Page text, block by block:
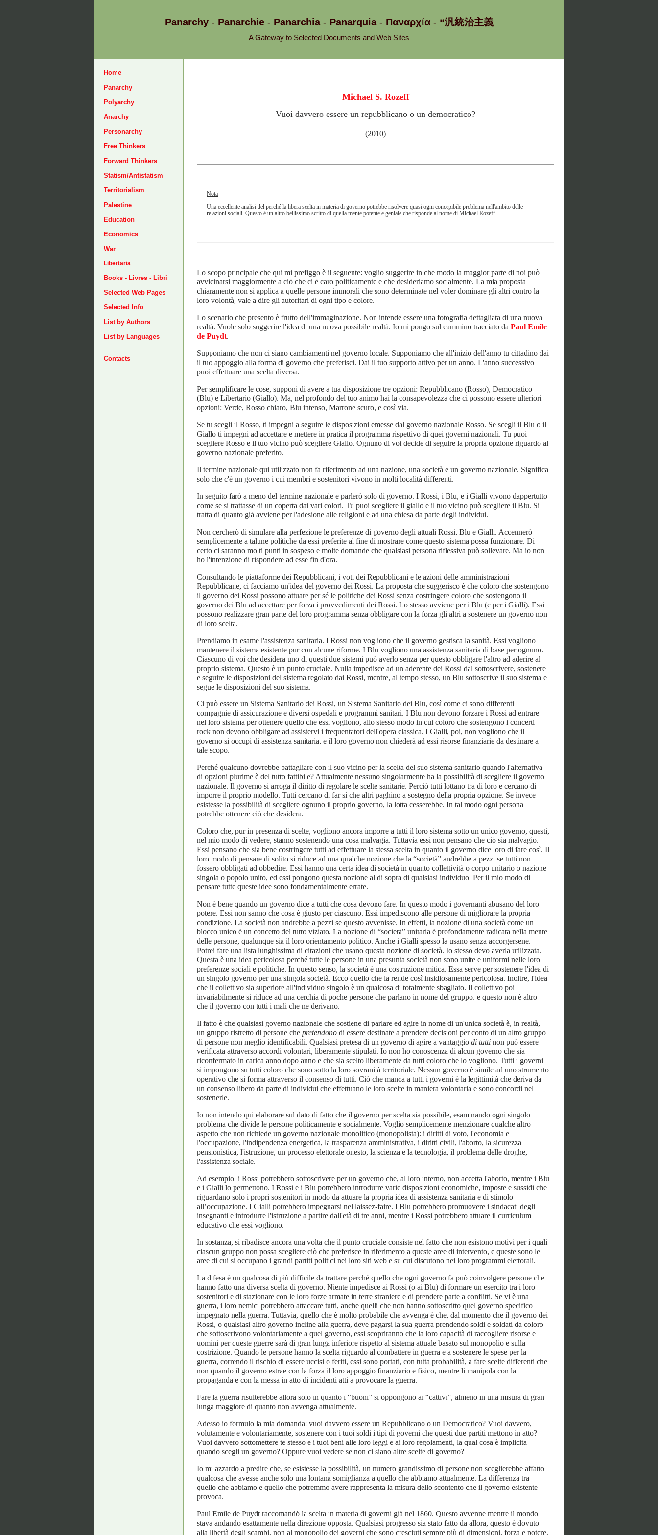
Panarchy - Panarchie - Panarchia - Panarquia - Παναρχία - “汎統治主義
A Gateway to Selected Documents and Web Sites
Home
Panarchy
Polyarchy
Anarchy
Personarchy
Free Thinkers
Forward Thinkers
Statism/Antistatism
Territorialism
Palestine
Education
Economics
War
Libertaria
Books - Livres - Libri
Selected Web Pages
Selected Info
List by Authors
List by Languages
Contacts
Michael S. Rozeff
Vuoi davvero essere un repubblicano o un democratico?
(2010)
Nota
Una eccellente analisi del perché la libera scelta in materia di governo potrebbe risolvere quasi ogni concepibile problema nell'ambito delle
relazioni sociali. Questo è un altro bellissimo scritto di quella mente potente e geniale che risponde al nome di Michael Rozeff.
Lo scopo principale che qui mi prefiggo è il seguente: voglio suggerire in che modo la maggior parte di noi può
avvicinarsi maggiormente a ciò che ci è caro politicamente e che desideriamo socialmente. La mia proposta
chiaramente non si applica a quelle persone immorali che sono determinate nel voler dominare gli altri contro la
loro volontà, vale a dire gli autoritari di ogni tipo e colore.
Lo scenario che presento è frutto dell'immaginazione. Non intende essere una fotografia dettagliata di una nuova
realtà. Vuole solo suggerire l'idea di una nuova possibile realtà. Io mi pongo sul cammino tracciato da Paul Emile
de Puydt.
Supponiamo che non ci siano cambiamenti nel governo locale. Supponiamo che all'inizio dell'anno tu cittadino dai
il tuo appoggio alla forma di governo che preferisci. Dai il tuo supporto attivo per un anno. L'anno successivo
puoi effettuare una scelta diversa.
Per semplificare le cose, supponi di avere a tua disposizione tre opzioni: Repubblicano (Rosso), Democratico
(Blu) e Libertario (Giallo). Ma, nel profondo del tuo animo hai la consapevolezza che ci possono essere ulteriori
opzioni: Verde, Rosso chiaro, Blu intenso, Marrone scuro, e così via.
Se tu scegli il Rosso, ti impegni a seguire le disposizioni emesse dal governo nazionale Rosso. Se scegli il Blu o il
Giallo ti impegni ad accettare e mettere in pratica il programma rispettivo di quei governi nazionali. Tu puoi
scegliere Rosso e il tuo vicino può scegliere Giallo. Ognuno di voi decide di seguire la propria opzione riguardo al
governo nazionale preferito.
Il termine nazionale qui utilizzato non fa riferimento ad una nazione, una società e un governo nazionale. Significa
solo che c'è un governo i cui membri e sostenitori vivono in molti località differenti.
In seguito farò a meno del termine nazionale e parlerò solo di governo. I Rossi, i Blu, e i Gialli vivono dappertutto
come se si trattasse di un coperta dai vari colori. Tu puoi scegliere il giallo e il tuo vicino può scegliere il Blu. Si
tratta di quanto già avviene per l'adesione alle religioni e ad una chiesa da parte degli individui.
Non cercherò di simulare alla perfezione le preferenze di governo degli attuali Rossi, Blu e Gialli. Accennerò
semplicemente a talune politiche da essi preferite al fine di mostrare come questo sistema possa funzionare. Di
certo ci saranno molti punti in sospeso e molte domande che qualsiasi persona riflessiva può sollevare. Ma io non
ho l'intenzione di rispondere ad esse fin d'ora.
Consultando le piattaforme dei Repubblicani, i voti dei Repubblicani e le azioni delle amministrazioni
Repubblicane, ci facciamo un'idea del governo dei Rossi. La proposta che suggerisco è che coloro che sostengono
il governo dei Rossi possono attuare per sé le politiche dei Rossi senza costringere coloro che sostengono il
governo dei Blu ad accettare per forza i provvedimenti dei Rossi. Lo stesso avviene per i Blu (e per i Gialli). Essi
possono realizzare gran parte del loro programma senza obbligare con la forza gli altri a sostenere un governo non
di loro scelta.
Prendiamo in esame l'assistenza sanitaria. I Rossi non vogliono che il governo gestisca la sanità. Essi vogliono
mantenere il sistema esistente pur con alcune riforme. I Blu vogliono una assistenza sanitaria di base per ognuno.
Ciascuno di voi che desidera uno di questi due sistemi può averlo senza per questo obbligare l'altro ad aderire al
proprio sistema. Questo è un punto cruciale. Nulla impedisce ad un aderente dei Rossi dal sottoscrivere, sostenere
e seguire le disposizioni del sistema regolato dai Rossi, mentre, al tempo stesso, un Blu sottoscrive il suo sistema e
segue le disposizioni del suo sistema.
Ci può essere un Sistema Sanitario dei Rossi, un Sistema Sanitario dei Blu, così come ci sono differenti
compagnie di assicurazione e diversi ospedali e programmi sanitari. I Blu non devono forzare i Rossi ad entrare
nel loro sistema per ottenere quello che essi vogliono, allo stesso modo in cui coloro che sostengono i concerti
rock non devono obbligare ad assistervi i frequentatori dell'opera classica. I Gialli, poi, non vogliono che il
governo si occupi di assistenza sanitaria, e il loro governo non chiederà ad essi risorse finanziarie da destinare a
tale scopo.
Perché qualcuno dovrebbe battagliare con il suo vicino per la scelta del suo sistema sanitario quando l'alternativa
di opzioni plurime è del tutto fattibile? Attualmente nessuno singolarmente ha la possibilità di scegliere il governo
nazionale. Il governo si arroga il diritto di regolare le scelte sanitarie. Perciò tutti lottano tra di loro e cercano di
imporre il proprio modello. Tutti cercano di far sì che altri paghino a sostegno della propria opzione. Se invece
esistesse la possibilità di scegliere ognuno il proprio governo, la lotta cesserebbe. In tal modo ogni persona
potrebbe ottenere ciò che desidera.
Coloro che, pur in presenza di scelte, vogliono ancora imporre a tutti il loro sistema sotto un unico governo, questi,
nel mio modo di vedere, stanno sostenendo una cosa malvagia. Tuttavia essi non pensano che ciò sia malvagio.
Essi pensano che sia bene costringere tutti ad effettuare la stessa scelta in quanto il governo dice loro di fare così. Il
loro modo di pensare di solito si riduce ad una qualche nozione che la “società” andrebbe a pezzi se tutti non
fossero obbligati ad obbedire. Essi hanno una certa idea di società in quanto collettività o corpo unitario o nazione
singola o popolo unito, ed essi pongono questa nozione al di sopra di qualsiasi individuo. Per il mio modo di
pensare tutte queste idee sono fondamentalmente errate.
Non è bene quando un governo dice a tutti che cosa devono fare. In questo modo i governanti abusano del loro
potere. Essi non sanno che cosa è giusto per ciascuno. Essi impediscono alle persone di migliorare la propria
condizione. La società non andrebbe a pezzi se questo avvenisse. In effetti, la nozione di una società come un
blocco unico è un concetto del tutto viziato. La nozione di “società” unitaria è profondamente radicata nella mente
delle persone, qualunque sia il loro orientamento politico. Anche i Gialli spesso la usano senza accorgersene.
Potrei fare una lista lunghissima di citazioni che usano questa nozione di società. Io stesso devo averla utilizzata.
Questa è una idea pericolosa perché tutte le persone in una presunta società non sono unite e uniformi nelle loro
preferenze sociali e politiche. In questo senso, la società è una costruzione mitica. Essa serve per sostenere l'idea di
un singolo governo per una singola società. Ecco quello che la rende così insidiosamente pericolosa. Inoltre, l'idea
che il collettivo sia superiore all'individuo singolo è un qualcosa di totalmente sbagliato. Il collettivo poi
invariabilmente si riduce ad una cerchia di poche persone che parlano in nome del gruppo, e questo non è altro
che il governo con tutti i mali che ne derivano.
Il fatto è che qualsiasi governo nazionale che sostiene di parlare ed agire in nome di un'unica società è, in realtà,
un gruppo ristretto di persone che pretendono di essere destinate a prendere decisioni per conto di un altro gruppo
di persone non meglio identificabili. Qualsiasi pretesa di un governo di agire a vantaggio di tutti non può essere
verificata attraverso accordi volontari, liberamente stipulati. Io non ho conoscenza di alcun governo che sia
riconfermato in carica anno dopo anno e che sia scelto liberamente da tutti coloro che lo vogliono. Tutti i governi
si impongono su tutti coloro che sono sotto la loro sovranità territoriale. Nessun governo è simile ad uno strumento
operativo che si forma attraverso il consenso di tutti. Ciò che manca a tutti i governi è la legittimità che deriva da
un consenso libero da parte di individui che effettuano le loro scelte in maniera volontaria e sono concordi nel
sostenerle.
Io non intendo qui elaborare sul dato di fatto che il governo per scelta sia possibile, esaminando ogni singolo
problema che divide le persone politicamente e socialmente. Voglio semplicemente menzionare qualche altro
aspetto che non richiede un governo nazionale monolitico (monopolista): i diritti di voto, l'economia e
l'occupazione, l'indipendenza energetica, la trasparenza amministrativa, i diritti civili, l'aborto, la sicurezza
pensionistica, l'istruzione, un processo elettorale onesto, la scienza e la tecnologia, il problema delle droghe,
l'assistenza sociale.
Ad esempio, i Rossi potrebbero sottoscrivere per un governo che, al loro interno, non accetta l'aborto, mentre i Blu
e i Gialli lo permettono. I Rossi e i Blu potrebbero introdurre varie disposizioni economiche, imposte e sussidi che
riguardano solo i propri sostenitori in modo da attuare la propria idea di assistenza sanitaria e di stimolo
all’occupazione. I Gialli potrebbero impegnarsi nel laissez-faire. I Blu potrebbero promuovere i sindacati degli
insegnanti e introdurre l'istruzione a partire dall'età di tre anni, mentre i Rossi potrebbero attuare il curriculum
educativo che essi vogliono.
In sostanza, si ribadisce ancora una volta che il punto cruciale consiste nel fatto che non esistono motivi per i quali
ciascun gruppo non possa scegliere ciò che preferisce in riferimento a queste aree di intervento, e queste sono le
aree di cui si occupano i grandi partiti politici nei loro siti web e su cui discutono nei loro programmi elettorali.
La difesa è un qualcosa di più difficile da trattare perché quello che ogni governo fa può coinvolgere persone che
hanno fatto una diversa scelta di governo. Niente impedisce ai Rossi (o ai Blu) di formare un esercito tra i loro
sostenitori e di stazionare con le loro forze armate in terre straniere e di prendere parte a conflitti. Se vi è una
guerra, i loro nemici potrebbero attaccare tutti, anche quelli che non hanno sottoscritto quel governo specifico
impegnato nella guerra. Tuttavia, quello che è molto probabile che avvenga è che, dal momento che il governo dei
Rossi, o qualsiasi altro governo incline alla guerra, deve pagarsi la sua guerra prendendo soldi e soldati da coloro
che sottoscrivono volontariamente a quel governo, essi scopriranno che la loro capacità di raccogliere risorse e
uomini per queste guerre sarà di gran lunga inferiore rispetto al sistema attuale basato sul monopolio e sulla
costrizione. Quando le persone hanno la scelta riguardo al combattere in guerra e a sostenere le spese per la
guerra, correndo il rischio di essere uccisi o feriti, essi sono portati, con tutta probabilità, a fare scelte differenti che
non quando il governo estrae con la forza il loro appoggio finanziario e fisico, mentre li manipola con la
propaganda e con la messa in atto di incidenti atti a provocare la guerra.
Fare la guerra risulterebbe allora solo in quanto i “buoni” si oppongono ai “cattivi”, almeno in una misura di gran
lunga maggiore di quanto non avvenga attualmente.
Adesso io formulo la mia domanda: vuoi davvero essere un Repubblicano o un Democratico? Vuoi davvero,
volutamente e volontariamente, sostenere con i tuoi soldi i tipi di governi che questi due partiti mettono in atto?
Vuoi davvero sottomettere te stesso e i tuoi beni alle loro leggi e ai loro regolamenti, la qual cosa è implicita
quando scegli un governo? Oppure vuoi vedere se non ci siano altre scelte di governo?
Io mi azzardo a predire che, se esistesse la possibilità, un numero grandissimo di persone non sceglierebbe affatto
qualcosa che avesse anche solo una lontana somiglianza a quello che abbiamo attualmente. La differenza tra
quello che abbiamo e quello che potremmo avere rappresenta la misura dello scontento che il governo esistente
provoca.
Paul Emile de Puydt raccomandò la scelta in materia di governi già nel 1860. Questo avvenne mentre il mondo
stava andando esattamente nella direzione opposta. Qualsiasi progresso sia stato fatto da allora, questo è dovuto
alla libertà degli scambi, non al monopolio dei governi che sono cresciuti sempre più di dimensioni, forza e potere,